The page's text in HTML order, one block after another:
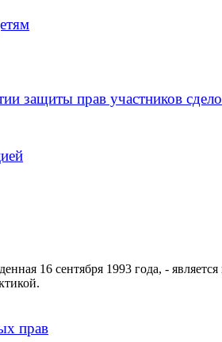
защиты прав участников
16 сентября 1993 года, -
прав